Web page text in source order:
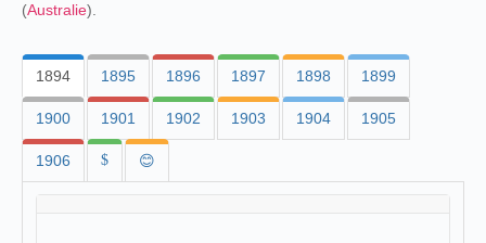
(Australie).
1894 1895 1896 1897 1898 1899
1900 1901 1902 1903 1904 1905
1906 $ 😊